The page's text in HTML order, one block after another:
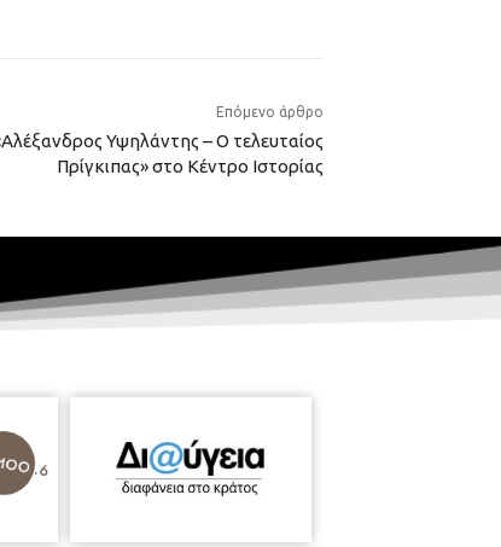
Επόμενο άρθρο
Υψηλάντης – Ο τελευταίος
Πρίγκιπας» στο Κέντρο Ιστορίας